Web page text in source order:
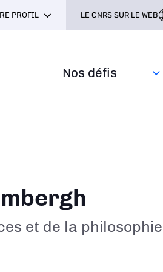
Nos défis‎
PROFIL LE CNRS SUR LE WEB
et de la philosophie